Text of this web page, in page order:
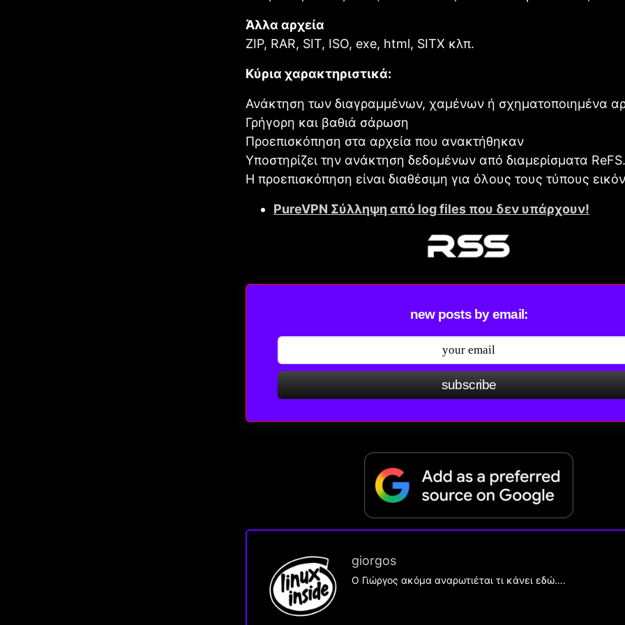
Άλλα αρχεία
ZIP, RAR, SIT, ISO, exe, html, SITX κλπ.
Κύρια χαρακτηριστικά:
Ανάκτηση των διαγραμμένων, χαμένων ή σχηματοποιημένα
Γρήγορη και βαθιά σάρωση
Προεπισκόπηση στα αρχεία που ανακτήθηκαν
Υποστηρίζει την ανάκτηση δεδομένων από διαμερίσματα ReFS.
Η προεπισκόπηση είναι διαθέσιμη για όλους τους τύπους
PureVPN Σύλληψη από log files που δεν υπάρχουν!
new posts by email:
subscribe
giorgos
Ο Γιώργος ακόμα αναρωτιέται τι κάνει εδώ….